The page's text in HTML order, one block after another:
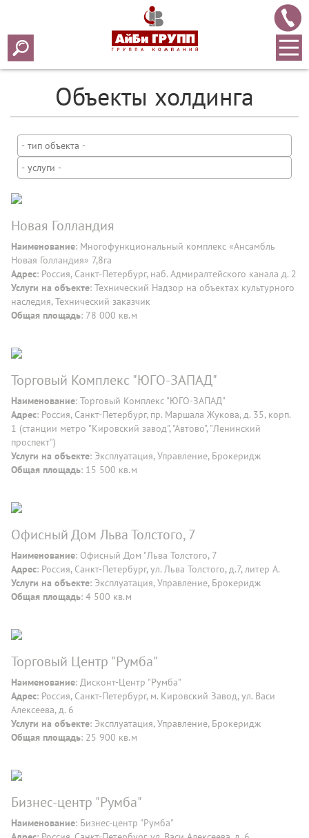
Объекты холдинга
Новая Голландия
Наименование: Многофункциональный комплекс «Ансамбль
Новая Голландия» 7,8га
Адрес: Россия, Санкт-Петербург, наб. Адмиралтейского канала д. 2
Услуги на объекте: Технический Надзор на объектах культурного
наследия, Технический заказчик
Общая площадь: 78 000 кв.м
Торговый Комплекс "ЮГО-ЗАПАД"
Наименование: Торговый Комплекс "ЮГО-ЗАПАД"
Адрес: Россия, Санкт-Петербург, пр. Маршала Жукова, д. 35, корп.
1 (станции метро "Кировский завод", "Автово", "Ленинский
проспект")
Услуги на объекте: Эксплуатация, Управление, Брокеридж
Общая площадь: 15 500 кв.м
Офисный Дом Льва Толстого, 7
Наименование: Офисный Дом "Льва Толстого, 7
Адрес: Россия, Санкт-Петербург, ул. Льва Толстого, д.7, литер А.
Услуги на объекте: Эксплуатация, Управление, Брокеридж
Общая площадь: 4 500 кв.м
Торговый Центр "Румба"
Наименование: Дисконт-Центр "Румба"
Адрес: Россия, Санкт-Петербург, м. Кировский Завод, ул. Васи
Алексеева, д. 6
Услуги на объекте: Эксплуатация, Управление, Брокеридж
Общая площадь: 25 900 кв.м
Бизнес-центр "Румба"
Наименование: Бизнес-центр "Румба"